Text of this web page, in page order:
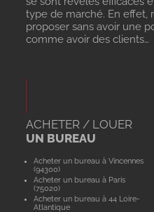
type de marché. En effet,
proposer sans avoir une
comme avoir des clients…
ACHETER / LOUER
UN BUREAU
Acheter un bureau à Vincennes
(94300)
Acheter un bureau à Paris
(75020)
Acheter un bureau à 44 Loire-
Atlantique